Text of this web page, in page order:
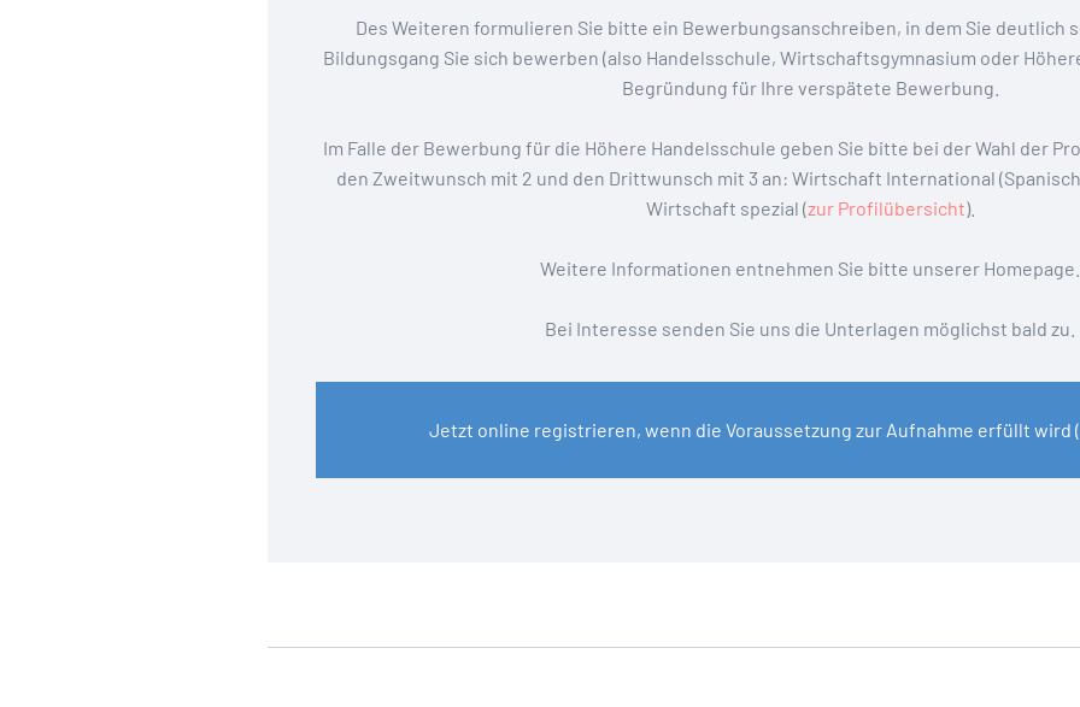
Des Weiteren formulieren Sie bitte ein Bewerbungsanschreiben, in dem Sie deutlich
Bildungsgang Sie sich bewerben (also Handelsschule, Wirtschaftsgymnasium oder
Begründung für Ihre verspätete Bewerbung.
Im Falle der Bewerbung für die Höhere Handelsschule geben Sie bitte bei der Wahl der
den Zweitwunsch mit 2 und den Drittwunsch mit 3 an: Wirtschaft International
Wirtschaft spezial (zur Profilübersicht).
Weitere Informationen entnehmen Sie bitte unserer Homepage.
Bei Interesse senden Sie uns die Unterlagen möglichst bald zu.
Jetzt online registrieren, wenn die Voraussetzung zur Aufnahme erfüllt wird